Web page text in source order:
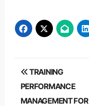
Post
navigation
TRAINING
PERFORMANCE
MANAGEMENT FOR